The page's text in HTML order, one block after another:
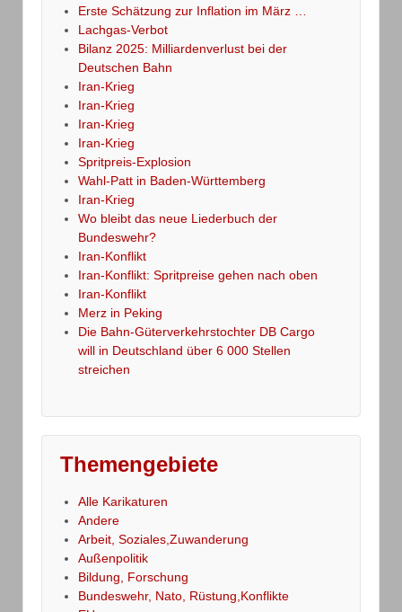
Erste Schätzung zur Inflation im März …
Lachgas-Verbot
Bilanz 2025: Milliardenverlust bei der
Deutschen Bahn
Iran-Krieg
Iran-Krieg
Iran-Krieg
Iran-Krieg
Spritpreis-Explosion
Wahl-Patt in Baden-Württemberg
Iran-Krieg
Wo bleibt das neue Liederbuch der
Bundeswehr?
Iran-Konflikt
Iran-Konflikt: Spritpreise gehen nach oben
Iran-Konflikt
Merz in Peking
Die Bahn-Güterverkehrstochter DB Cargo
will in Deutschland über 6 000 Stellen
streichen
Themengebiete
Alle Karikaturen
Andere
Arbeit, Soziales,Zuwanderung
Außenpolitik
Bildung, Forschung
Bundeswehr, Nato, Rüstung,Konflikte